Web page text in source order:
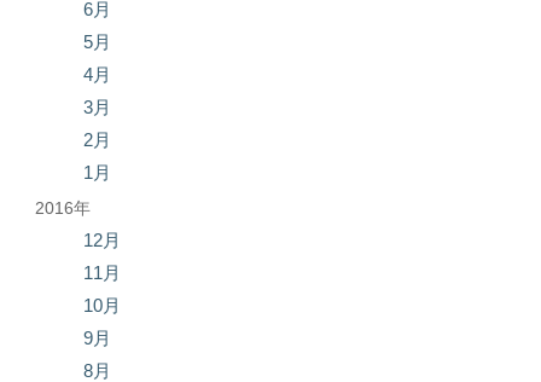
6月
5月
4月
3月
2月
1月
2016年
12月
11月
10月
9月
8月